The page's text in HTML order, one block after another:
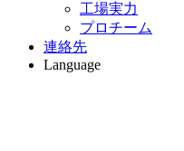
工場実力
プロチーム
連絡先
Language